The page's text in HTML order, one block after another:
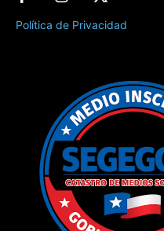
Política de Privacidad